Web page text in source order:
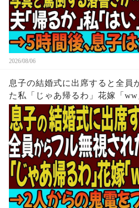
2026/08/06
息子の結婚式に出席すると全員
た私「じゃあ帰るわ」花嫁「
からの鬼電をフル無視した